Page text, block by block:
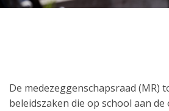
De medezeggenschapsraad (MR)
beleidszaken die op school aan de